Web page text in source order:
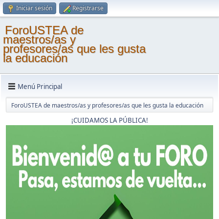
Iniciar sesión Registrarse
ForoUSTEA de
maestros/as y
profesores/as que les gusta
la educación
Menú Principal
ForoUSTEA de maestros/as y profesores/as que les gusta la educación
¡CUIDAMOS LA PÚBLICA!